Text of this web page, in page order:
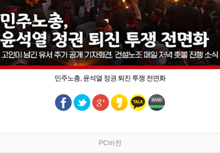
민주노총, 윤석열 정권 퇴진 투쟁 전면화
PC버전